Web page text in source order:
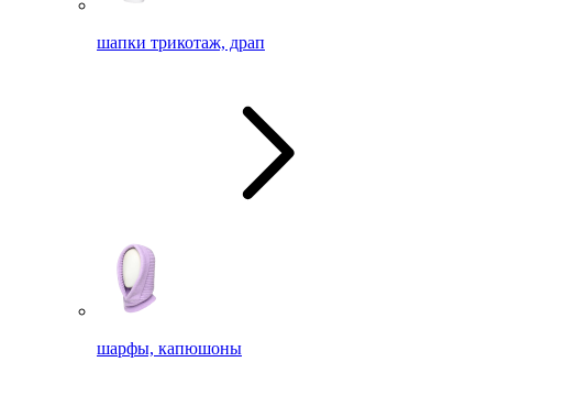
шапки трикотаж, драп
шарфы, капюшоны